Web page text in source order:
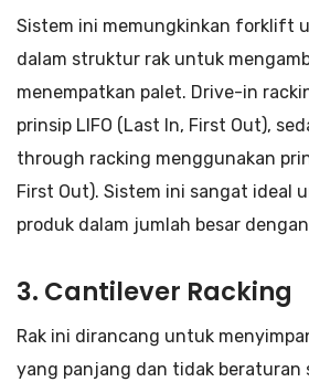
Sistem ini memungkinkan forklift
dalam struktur rak untuk
menempatkan palet. Drive-in
prinsip LIFO (Last In, First Out),
through racking menggunakan
First Out). Sistem ini sangat ideal
produk dalam jumlah besar
3. Cantilever Racking
Rak ini dirancang untuk
yang panjang dan tidak beraturan